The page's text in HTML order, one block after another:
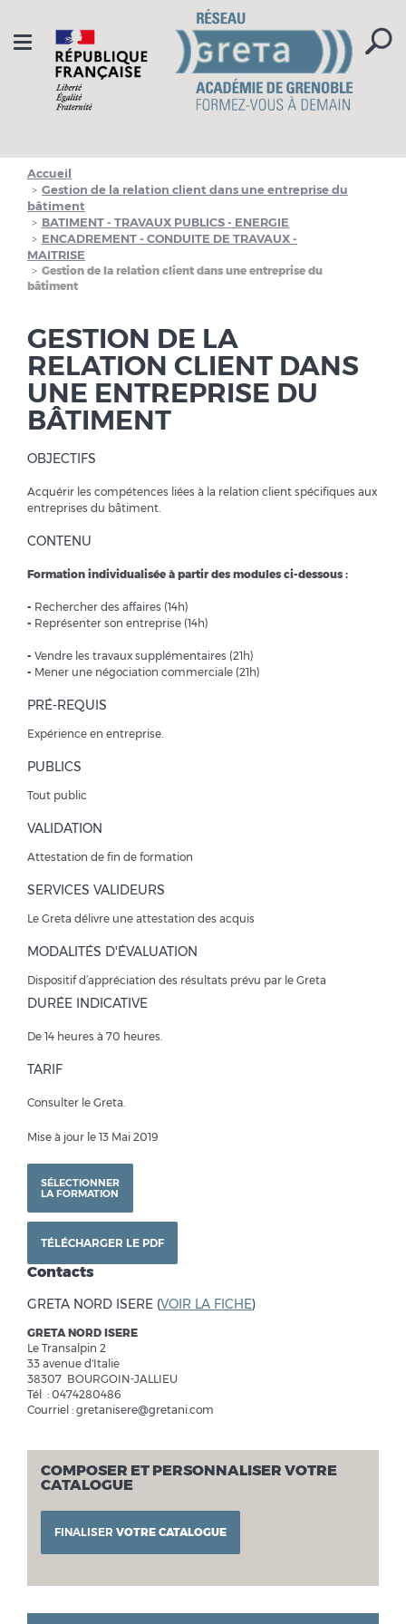
Toggle
navigation
Accueil
Gestion de la relation client dans une entreprise du
bâtiment
BATIMENT - TRAVAUX PUBLICS - ENERGIE
ENCADREMENT - CONDUITE DE TRAVAUX -
MAITRISE
Gestion de la relation client dans une entreprise du
bâtiment
GESTION DE LA
RELATION CLIENT DANS
UNE ENTREPRISE DU
BÂTIMENT
OBJECTIFS
Acquérir les compétences liées à la relation client spécifiques aux
entreprises du bâtiment.
CONTENU
Formation individualisée à partir des modules ci-dessous :
- Rechercher des affaires (14h)
- Représenter son entreprise (14h)
- Vendre les travaux supplémentaires (21h)
- Mener une négociation commerciale (21h)
PRÉ-REQUIS
Expérience en entreprise.
PUBLICS
Tout public
VALIDATION
Attestation de fin de formation
SERVICES VALIDEURS
Le Greta délivre une attestation des acquis
MODALITÉS D'ÉVALUATION
Dispositif d’appréciation des résultats prévu par le Greta
DURÉE INDICATIVE
De 14 heures à 70 heures.
TARIF
Consulter le Greta.
Mise à jour le 13 Mai 2019
SÉLECTIONNER
LA FORMATION
TÉLÉCHARGER LE PDF
Contacts
GRETA NORD ISERE (VOIR LA FICHE)
GRETA NORD ISERE
Le Transalpin 2
33 avenue d'Italie
38307 BOURGOIN-JALLIEU
Tél : 0474280486
Courriel : gretanisere@gretani.com
COMPOSER ET PERSONNALISER VOTRE
CATALOGUE
FINALISER VOTRE CATALOGUE